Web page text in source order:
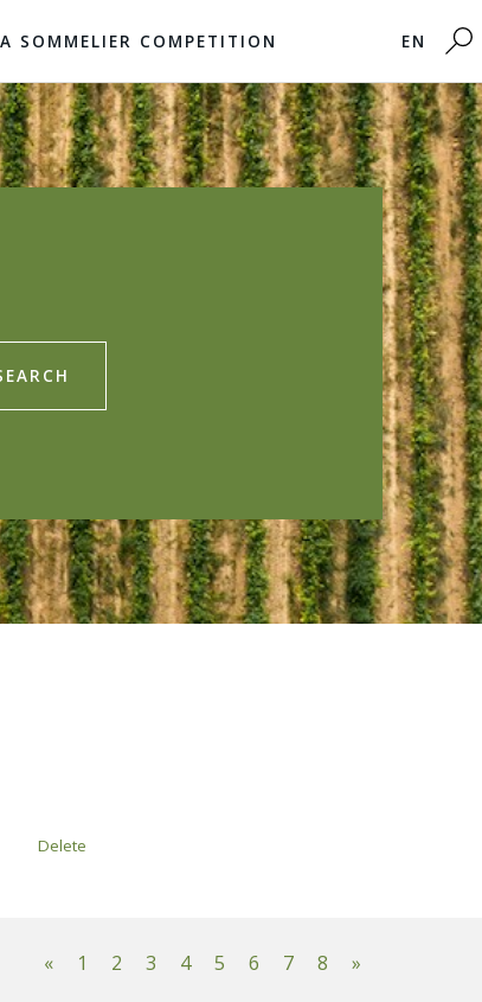
SOMMELIER COMPETITION EN
Delete
« 1 2 3 4 5 6 7 8 »